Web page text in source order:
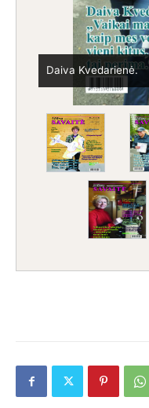
Mindaugas Juškaitis.